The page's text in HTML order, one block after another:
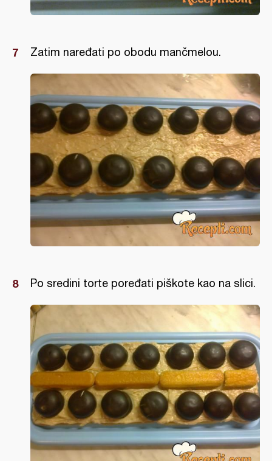
Zatim naređati po obodu mančmelou.
Po sredini torte poređati piškote kao na slici.